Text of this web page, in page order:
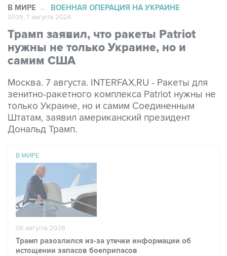
В МИРЕ → ВОЕННАЯ ОПЕРАЦИЯ НА УКРАИНЕ
01:09, 7 августа 2026
Трамп заявил, что ракеты Patriot
нужны не только Украине, но и
самим США
Москва. 7 августа. INTERFAX.RU - Ракеты для
зенитно-ракетного комплекса Patriot нужны не
только Украине, но и самим Соединенным
Штатам, заявил американский президент
Дональд Трамп.
В МИРЕ
06 августа 2026
Трамп разозлился из-за утечки информации об
истощении запасов боеприпасов